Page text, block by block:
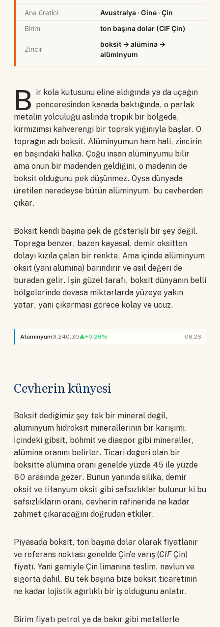
Ana üretici
Avustralya · Gine · Çin
Birim
ton başına dolar (CIF Çin)
Zincir
boksit → alümina →
alüminyum
B ir kola kutusunu eline aldığında ya da uçağın
penceresinden kanada baktığında, o parlak
metalin yolculuğu aslında tropik bir bölgede,
kırmızımsı kahverengi bir toprak yığınıyla başlar. O
toprağın adı boksit. Alüminyumun ham hali, zincirin
en başındaki halka. Çoğu insan alüminyumu bilir
ama onun bir madenden geldiğini, o madenin de
boksit olduğunu pek düşünmez. Oysa dünyada
üretilen neredeyse bütün alüminyum, bu cevherden
çıkar.
Boksit kendi başına pek de gösterişli bir şey değil.
Toprağa benzer, bazen kayasal, demir oksitten
dolayı kızıla çalan bir renkte. Ama içinde alüminyum
oksit (yani alümina) barındırır ve asıl değeri de
buradan gelir. İşin güzel tarafı, boksit dünyanın belli
bölgelerinde devasa miktarlarda yüzeye yakın
yatar, yani çıkarması görece kolay ve ucuz.
Alüminyum3.240,30▲+0.26% 08.26
Cevherin künyesi
Boksit dediğimiz şey tek bir mineral değil,
alüminyum hidroksit minerallerinin bir karışımı.
İçindeki gibsit, böhmit ve diaspor gibi mineraller,
alümina oranını belirler. Ticari değeri olan bir
boksitte alümina oranı genelde yüzde 45 ile yüzde
60 arasında gezer. Bunun yanında silika, demir
oksit ve titanyum oksit gibi safsızlıklar bulunur ki bu
safsızlıkların oranı, cevherin rafineride ne kadar
zahmet çıkaracağını doğrudan etkiler.
Piyasada boksit, ton başına dolar olarak fiyatlanır
ve referans noktası genelde Çin'e varış (CIFÇin)
fiyatı. Yani gemiyle Çin limanına teslim, navlun ve
sigorta dahil. Bu tek başına bize boksit ticaretinin
ne kadar lojistik ağırlıklı bir iş olduğunu anlatır.
Birim fiyatı petrol ya da bakır gibi metallerle